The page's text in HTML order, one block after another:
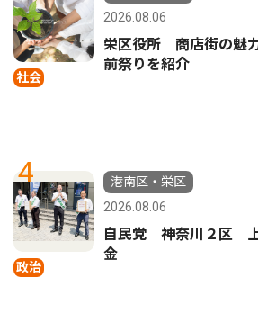
社会
2026.08.06
栄区役所 商店街の魅
前祭りを紹介
4
政治
港南区・栄区
2026.08.06
自民党 神奈川２区
金